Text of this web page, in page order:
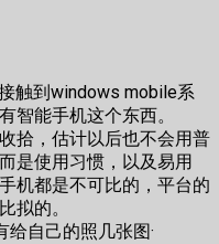
触到windows mobile系
智能手机这个东西。
拾，估计以后也不会用普
是使用习惯，以及易用
机都是不可比的，平台的
拟的。
给自己的照几张图·